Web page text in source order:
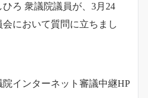
ろ 衆議院議員が、3月24
において質問に立ちまし
インターネット審議中継HP